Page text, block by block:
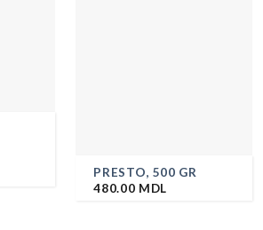
PRESTO, 500 GR
480.00 MDL